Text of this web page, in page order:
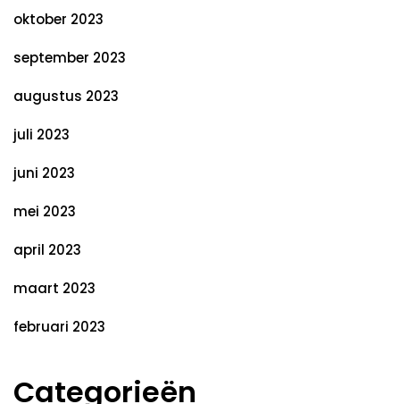
oktober 2023
september 2023
augustus 2023
juli 2023
juni 2023
mei 2023
april 2023
maart 2023
februari 2023
Categorieën